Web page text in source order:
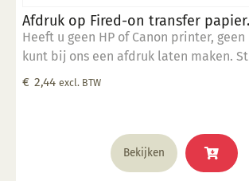
Afdruk op Fired-on transfer papier.
Heeft u geen HP of Canon printer,
kunt bij ons een afdruk laten maken.
in pdf formaat naar ons email adres en
€ 2,44 excl. BTW
Bekijken